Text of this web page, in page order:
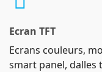
Ecran TFT
Ecrans couleurs,
smart panel, dalles